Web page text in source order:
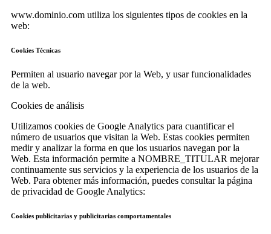
www.dominio.com utiliza los siguientes tipos de cookies en la
web:
Cookies Técnicas
Permiten al usuario navegar por la Web, y usar funcionalidades
de la web.
Cookies de análisis
Utilizamos cookies de Google Analytics para cuantificar el
número de usuarios que visitan la Web. Estas cookies permiten
medir y analizar la forma en que los usuarios navegan por la
Web. Esta información permite a NOMBRE_TITULAR mejorar
continuamente sus servicios y la experiencia de los usuarios de la
Web. Para obtener más información, puedes consultar la página
de privacidad de Google Analytics:
Cookies publicitarias y publicitarias comportamentales